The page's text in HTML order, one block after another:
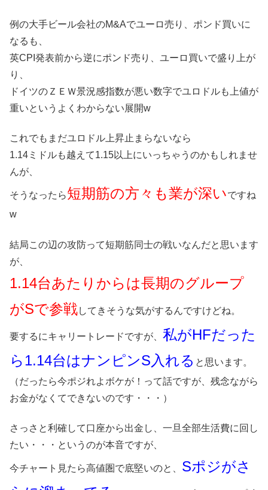
例の大手ビール会社のM&Aでユーロ売り、ポンド買いに
なるも、
英CPI発表前から逆にポンド売り、ユーロ買いで盛り上が
り、
ドイツのＺＥＷ景況感指数が悪い数字でユロドルも上値が
重いというよくわからない展開w
これでもまだユロドル上昇止まらないなら
1.14ミドルも越えて1.15以上にいっちゃうのかもしれませ
んが、
そうなったら短期筋の方々も業が深いですね
w
結局この辺の攻防って短期筋同士の戦いなんだと思います
が、
1.14台あたりからは長期のグループ
がSで参戦してきそうな気がするんですけどね。
要するにキャリートレードですが、 私がHFだった
ら1.14台はナンピンS入れる と思います。
（だったら今ポジれよボケが！って話ですが、残念ながら
お金がなくてできないのです・・・）
さっさと利確して口座から出金し、一旦全部生活費に回し
たい・・・というのが本音ですが、
今チャート見たら高値圏で底堅いのと、 Sポジがさ